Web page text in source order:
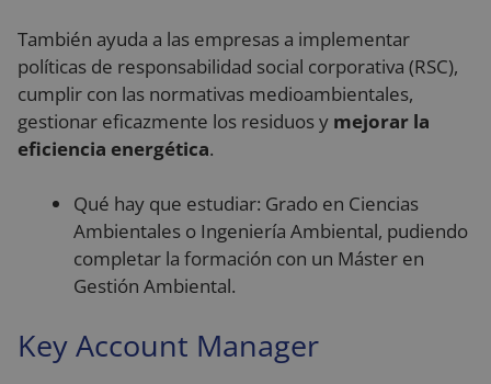
También ayuda a las empresas a implementar
políticas de responsabilidad social corporativa (RSC),
cumplir con las normativas medioambientales,
gestionar eficazmente los residuos y mejorar la
eficiencia energética.
Qué hay que estudiar: Grado en Ciencias
Ambientales o Ingeniería Ambiental, pudiendo
completar la formación con un Máster en
Gestión Ambiental.
Key Account Manager